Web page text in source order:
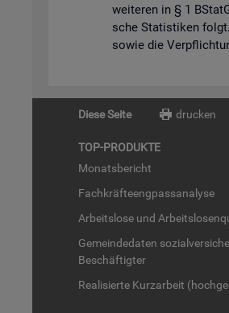
wei­te­ren in § 1
sche Sta­tis­ti­ken
sowie die
Diese Seite drucken
TOP-PRO­DUK­TE
Mo­nats­be­richt
Fach­kräf­te­eng­pass­ana­ly­se
Ar­beits­lo­se und
Ge­mein­de­da­ten
Be­schäf­tig­ter
Rea­li­sier­te Kurz­ar­beit